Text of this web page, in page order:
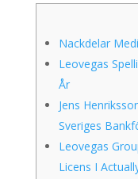
Nackdelar
Leovegas
År
Jens
Sveriges
Leovegas
Licens I